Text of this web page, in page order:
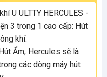
U ULTTY HERCULES -
3 trong 1 cao cấp: Hút
khí.
Ẩm, Hercules sẽ là
các dòng máy hút